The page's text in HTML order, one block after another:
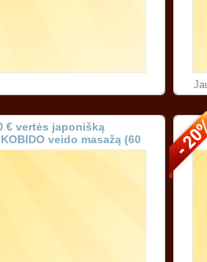
€ vertės japonišką
veido masažą (60